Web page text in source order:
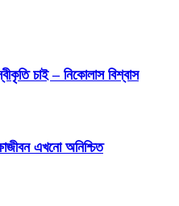
চাই – নিকোলাস বিশ্বাস
এখনো অনিশ্চিত